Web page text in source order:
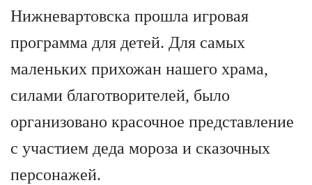
Нижневартовска прошла игровая
программа для детей. Для самых
маленьких прихожан нашего храма,
силами благотворителей, было
организовано красочное представление
с участием деда мороза и сказочных
персонажей.